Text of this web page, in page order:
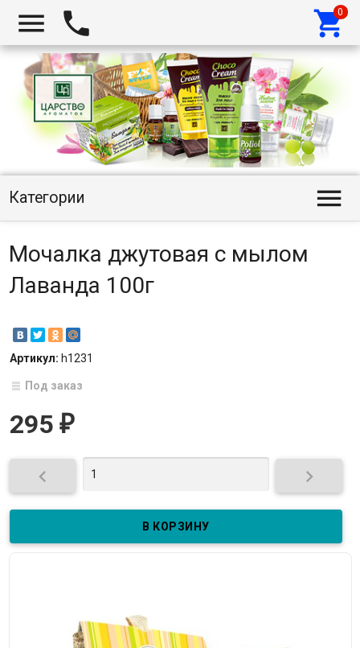
  
Категории 
Мочалка джутовая с мылом
Лаванда 100г
Артикул: h1231
Под заказ
295 ₽
 